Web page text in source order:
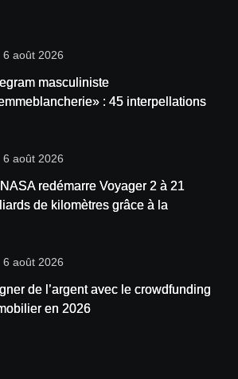
6 août 2026
masculiniste
: 45 interpellations
6 août 2026
redémarre Voyager 2 à 21
de kilomètres grâce à la
6 août 2026
de l’argent avec le crowdfunding
en 2026